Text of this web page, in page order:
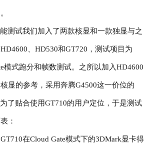
试我们加入了两款核显和一款独显与之
、HD530和GT720，测试项目为
模式跑分和帧数测试。之所以加入HD4600
显的参考，采用奔腾G4500这一价位的
了贴合使用GT710的用户定位，于是测试
：
在Cloud Gate模式下的3DMark显卡得